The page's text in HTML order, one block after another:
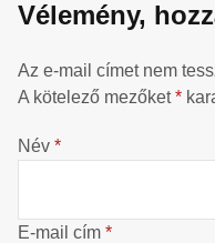
Vélemény,
Az e-mail címet nem
A kötelező mezőket*
Név *
E-mail cím *